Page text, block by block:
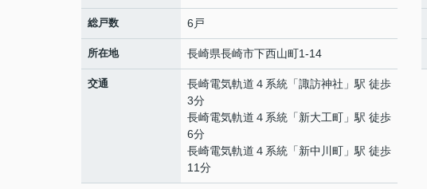
総戸数 6戸
所在地 長崎県長崎市下西山町1-14
交通 長崎電気軌道４系統 「諏訪神社 」駅 徒歩
3分
長崎電気軌道４系統 「新大工町 」駅 徒歩
6分
長崎電気軌道４系統 「新中川町 」駅 徒歩
11分